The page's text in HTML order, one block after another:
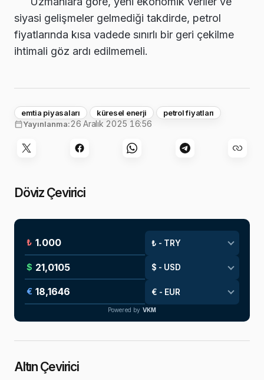
siyasi gelişmeler gelmediği takdirde, petrol
fiyatlarında kısa vadede sınırlı bir geri çekilme
ihtimali göz ardı edilmemeli.
emtia piyasaları küresel enerji
petrol fiyatları
Yayınlanma:26 Aralık 2025 16:56
Döviz Çevirici
₺
$
€
Powered by VKM
Altın Çevirici